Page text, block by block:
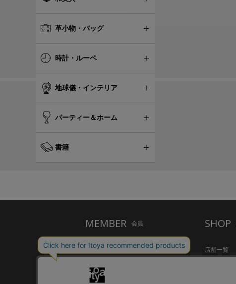
革小物・バッグ
時計・ルーペ
地球儀・インテリア
パーティー＆ホーム
書籍
MEMBER 会員
ご利用ガイド
お問い合わせ
SHOP
店舗一覧